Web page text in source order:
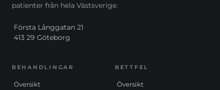
patienter från hela Västsverige.
Första Långgatan 21
413 29 Göteborg
BEHANDLINGAR
Översikt
BETTFEL
Översikt